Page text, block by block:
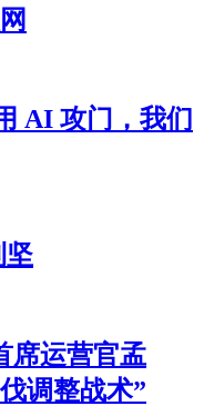
AI 攻门，我们
坚
席运营官孟
调整战术”